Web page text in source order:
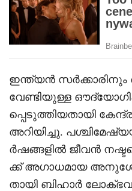
ഇന്ത്യൻ
വേണ്ടിയുള്ള
പ്പെടുത്തിയതായി
അറിയിച്ചു.
ർഷങ്ങളിൽ ജീവൻ
ക്ക് അഗാധമായ
തായി ബിഹാർ